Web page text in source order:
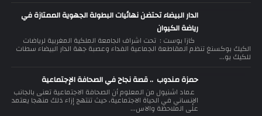
الدار البيضاء تحتضن نهائيات البطولة الجهوية الممتازة في
رياضة الكيوان
كازا بوست : تحت اشراف الجامعة الملكية المغربية لرياضات
الكيك بوكسنغ تنظم المقاطعة الجماعية الفداء وعصبة جهة الدار البيضاء سطات
للكيك بو...
حمزة مندوب .. قصة نجاح في الصحافة الإجتماعية
عماد اشنيول من المعلوم أن الصحافة الاجتماعية تعنى بالجانب
الإنساني في الحياة الاجتماعية، حيث تنتهج إزاء ذلك منهجا يعتمد
على الملاحظة والاس...